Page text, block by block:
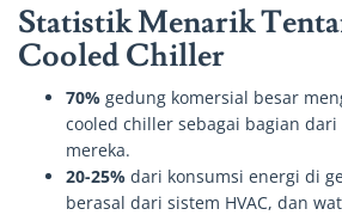
Statistik Menarik
Cooled Chiller
70% gedung komersial besar
cooled chiller sebagai bagian
mereka.
20-25% dari konsumsi energi di
berasal dari sistem HVAC, dan